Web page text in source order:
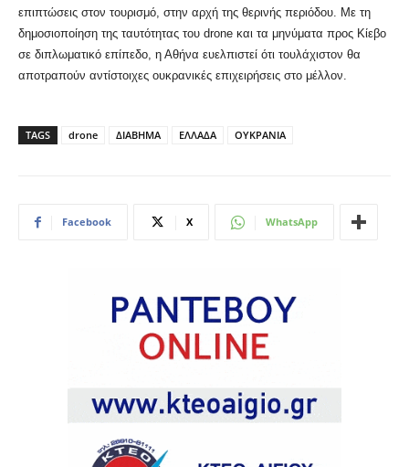
επιπτώσεις στον τουρισμό, στην αρχή της θερινής περιόδου. Με τη
δημοσιοποίηση της ταυτότητας του drone και τα μηνύματα προς Κίεβο
σε διπλωματικό επίπεδο, η Αθήνα ευελπιστεί ότι τουλάχιστον θα
αποτραπούν αντίστοιχες ουκρανικές επιχειρήσεις στο μέλλον.
TAGS drone ΔΙΑΒΗΜΑ ΕΛΛΑΔΑ ΟΥΚΡΑΝΙΑ
Facebook X WhatsApp